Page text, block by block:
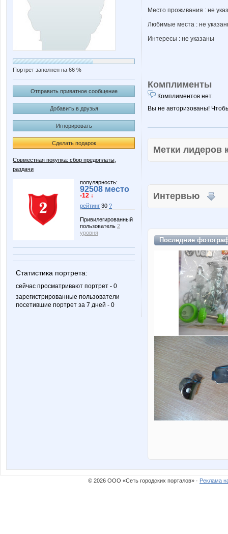
Портрет заполнен на 66 %
Отправить приватное сообщение
Добавить в друзья
Игнорировать
Сделать подарок
Совместная покупка: сбор предоплаты,
раздачи
популярность:
92508 место
-12 ↓
рейтинг 30 ?
Привилегированный
пользователь 2
уровня
Статистика портрета:
сейчас просматривают портрет - 0
зарегистрированные пользователи
посетившие портрет за 7 дней - 0
Место проживания : не
Любимые места : не
Интересы : не указаны
Комплименты
Комплиментов нет.
Вы не авторизованы!
Метки
Интервью
Последние
© 2026 ООО «Сеть городских порталов» · Реклама